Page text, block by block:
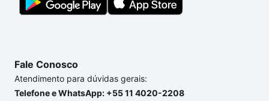
Fale Conosco
Atendimento para dúvidas gerais:
Telefone e WhatsApp: +55 11 4020-2208